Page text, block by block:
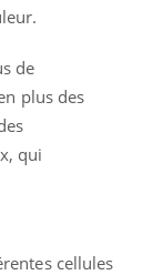
de
plus des
qui
cellules